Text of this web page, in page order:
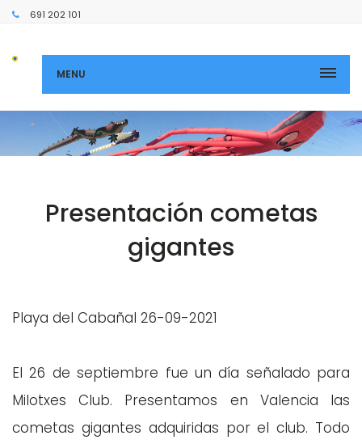
691 202 101
MENU
Presentación cometas
gigantes
Playa del Cabañal 26-09-2021
El 26 de septiembre fue un día señalado para
Milotxes Club. Presentamos en Valencia las
cometas gigantes adquiridas por el club. Todo